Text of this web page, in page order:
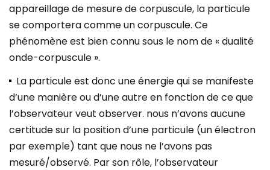
appareillage de mesure de corpuscule, la particule
se comportera comme un corpuscule. Ce
phénomène est bien connu sous le nom de « dualité
onde-corpuscule ».
La particule est donc une énergie qui se manifeste
d’une manière ou d’une autre en fonction de ce que
l’observateur veut observer. nous n’avons aucune
certitude sur la position d’une particule (un électron
par exemple) tant que nous ne l’avons pas
mesuré/observé. Par son rôle, l’observateur